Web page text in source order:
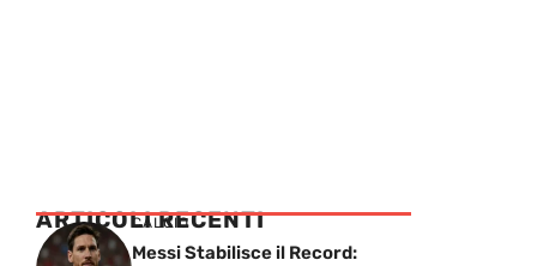
ARTICOLI RECENTI
CALCIO
Messi Stabilisce il Record: